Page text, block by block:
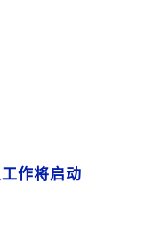
作将启动